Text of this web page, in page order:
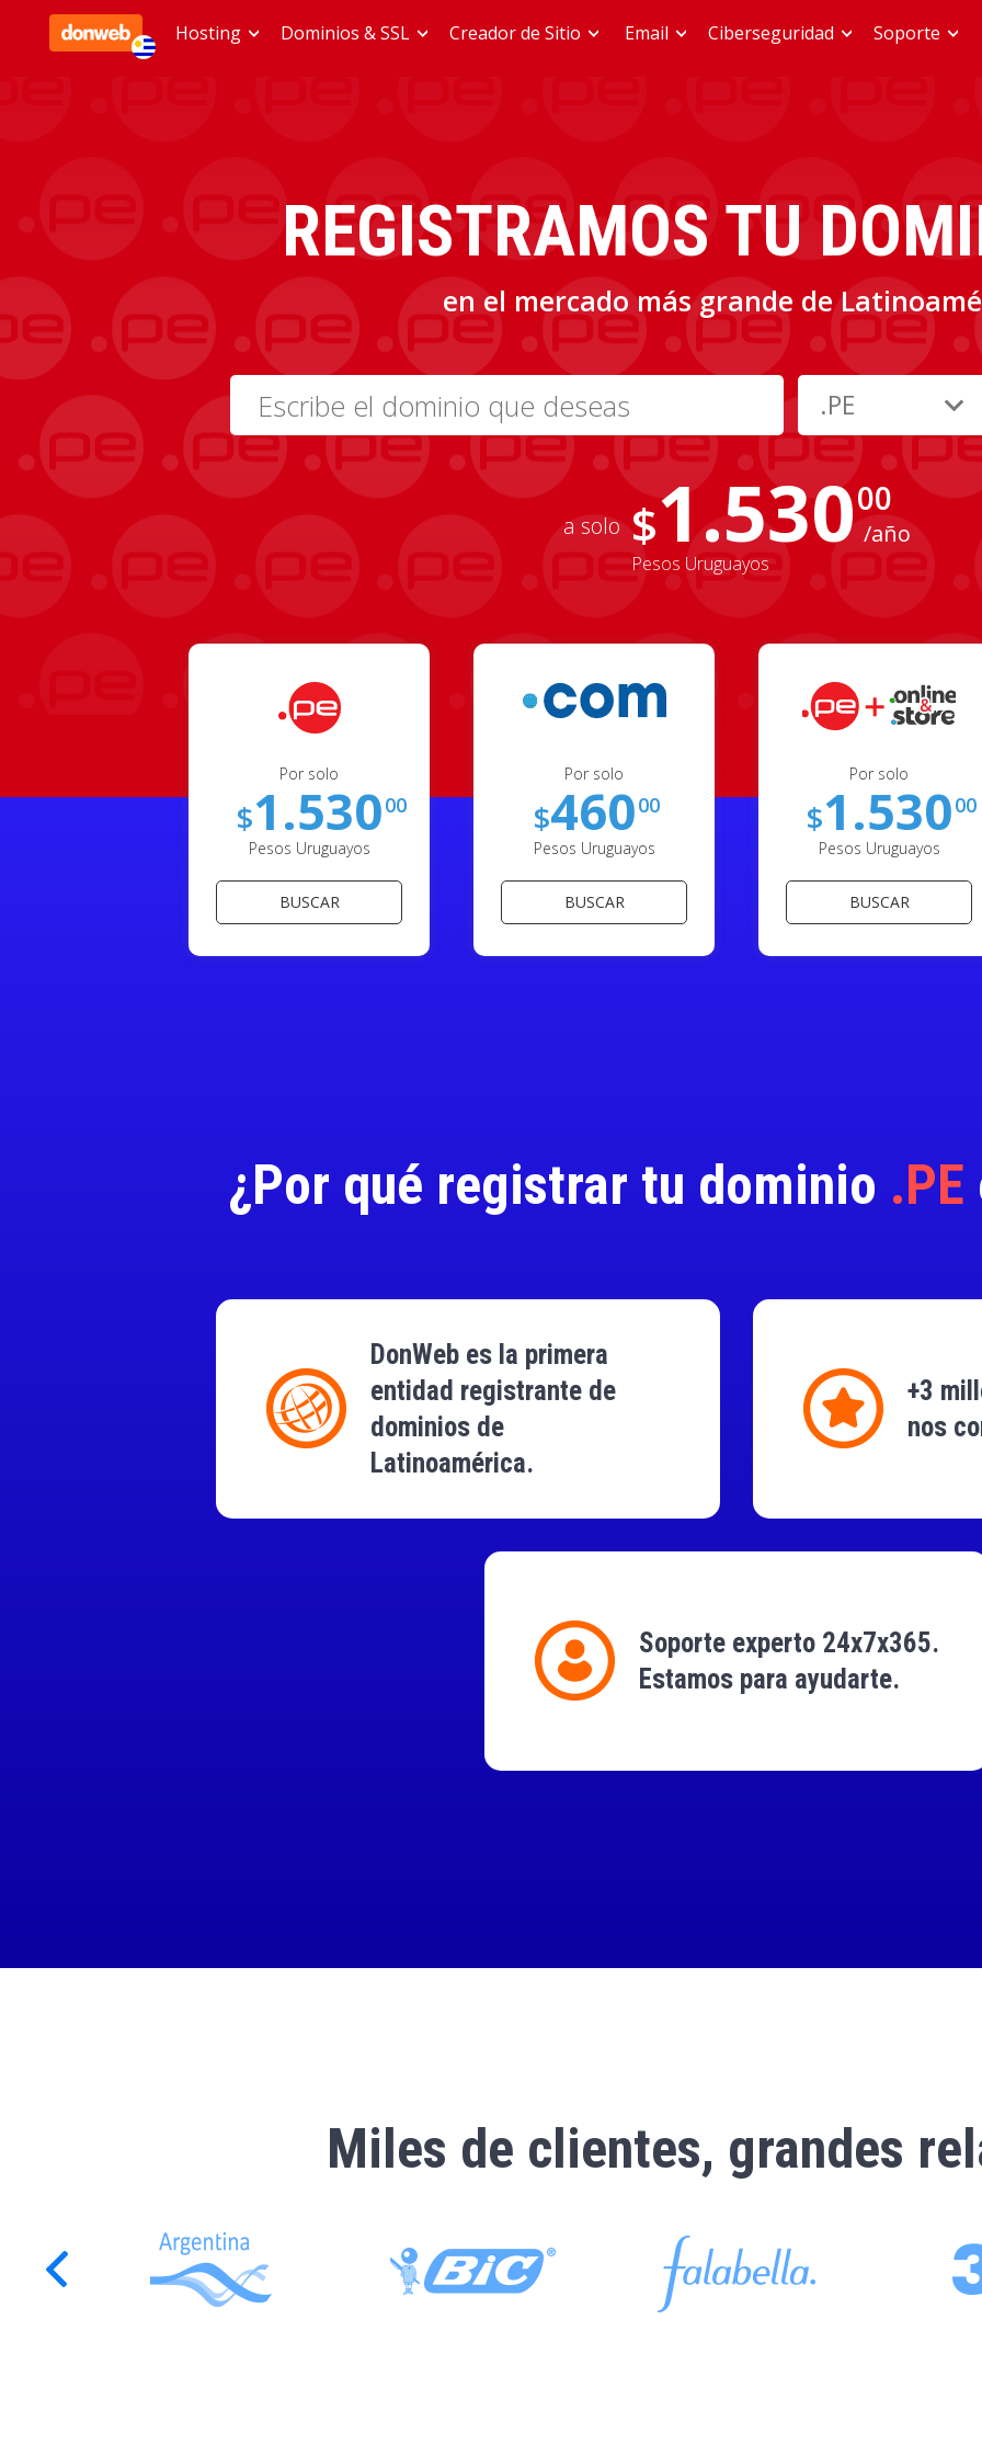
Hosting Dominios & SSL Creador de Sitio Email Ciberseguridad Soporte
REGISTRAMOS TU
en el mercado más grande de
.PE expand_more
a solo $1.53000
/año
Pesos Uruguayos
Por solo
$1.53000
Pesos Uruguayos
BUSCAR
Por solo
$46000
Pesos Uruguayos
BUSCAR
Por solo
$1.53000
Pesos Uruguayos
BUSCAR
¿Por qué registrar tu dominio .PE
DonWeb es la primera
entidad registrante de
dominios de
Latinoamérica.
+3
nos
Soporte experto 24x7x365.
Estamos para ayudarte.
Miles de clientes, grandes